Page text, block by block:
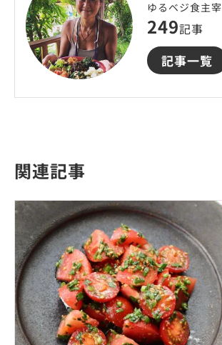
ゆるベジ食主宰
249記事
記事一覧
関連記事